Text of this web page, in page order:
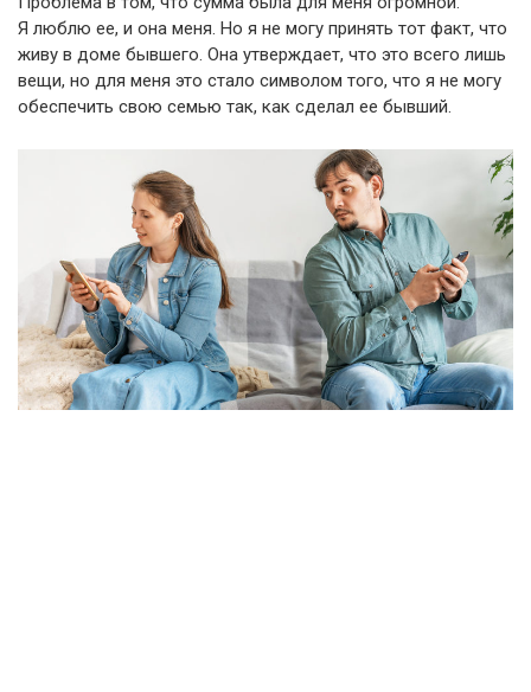
Я люблю ее, и она меня. Но я не могу принять тот факт, что
живу в доме бывшего. Она утверждает, что это всего лишь
вещи, но для меня это стало символом того, что я не могу
обеспечить свою семью так, как сделал ее бывший.